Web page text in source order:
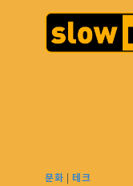
문화 | 테크